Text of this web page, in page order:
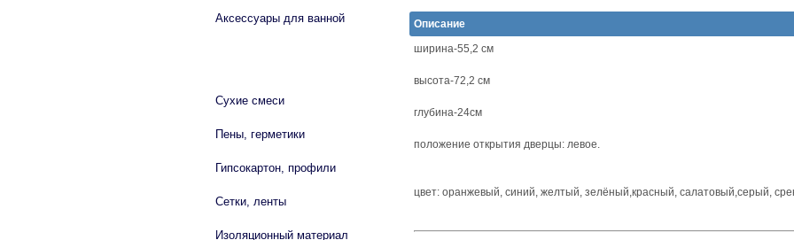
Описание
ширина-55,2 см
высота-72,2 см
глубина-24см
положение открытия дверцы: левое.
цвет: оранжевый, синий, желтый, зелёный,красный, салатовый,серый,
Аксессуары для ванной
Сухие смеси
Пены, герметики
Гипсокартон, профили
Сетки, ленты
Изоляционный материал